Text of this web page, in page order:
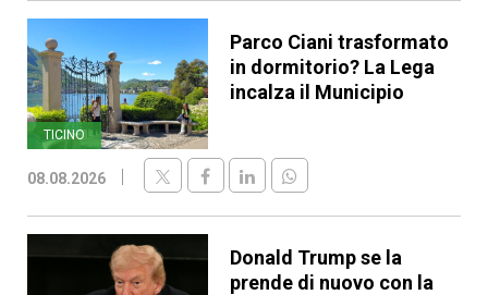
TICINO
Parco Ciani trasformato
in dormitorio? La Lega
incalza il Municipio
08.08.2026
Donald Trump se la
prende di nuovo con la